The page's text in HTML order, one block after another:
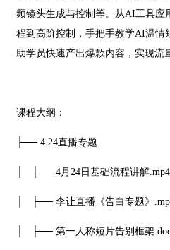
频镜头生成与控制等。从AI工具应
程到高阶控制，手把手教学AI温情
助学员快速产出爆款内容，实现流
课程大纲：
├── 4.24直播专题
│ ├── 4月24日基础流程讲解.mp4
│ ├── 李让直播《告白专题》
│ ├── 第一人称短片告别框架